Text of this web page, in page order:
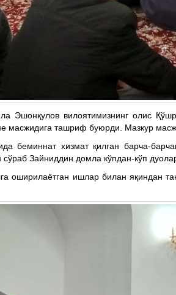
Эшонқулов вилоятимизнинг олис
масжидига ташриф буюрди. Мазкур
беминнат хизмат қилган барча-
Зайниддин домла кўпдан-кўп
оширилаётган ишлар билан яқиндан